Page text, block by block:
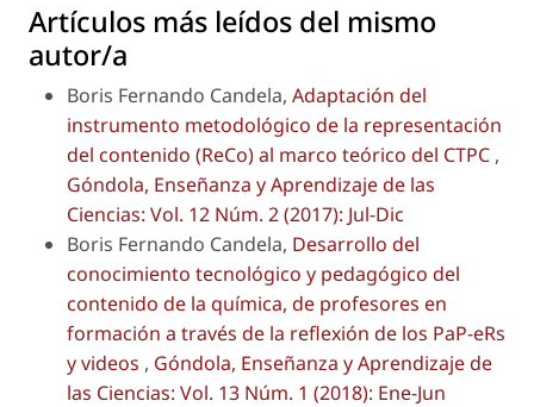
Artículos más leídos del mismo
autor/a
Boris Fernando Candela, Adaptación del
instrumento metodológico de la representación
del contenido (ReCo) al marco teórico del CTPC ,
Góndola, Enseñanza y Aprendizaje de las
Ciencias: Vol. 12 Núm. 2 (2017): Jul-Dic
Boris Fernando Candela, Desarrollo del
conocimiento tecnológico y pedagógico del
contenido de la química, de profesores en
formación a través de la reflexión de los PaP-eRs
y videos , Góndola, Enseñanza y Aprendizaje de
las Ciencias: Vol. 13 Núm. 1 (2018): Ene-Jun